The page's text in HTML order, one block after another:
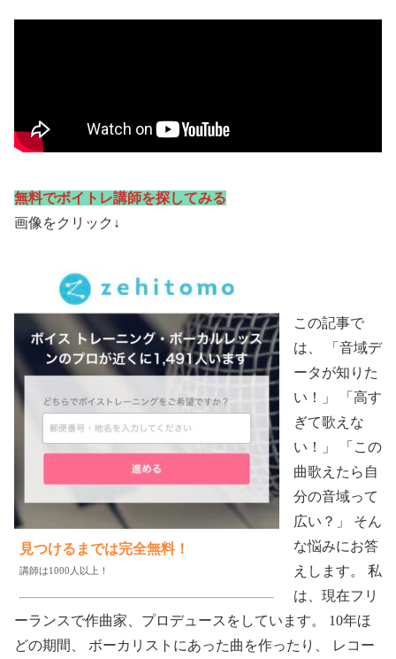
無料でボイトレ講師を探してみる
画像をクリック↓
見つけるまでは完全無料！
講師は1000人以上！
この記事で
は、 「音域デ
ータが知りた
い！」 「高す
ぎて歌えな
い！」 「この
曲歌えたら自
分の音域って
広い？」 そん
な悩みにお答
えします。 私
は、現在フリ
ーランスで作曲家、プロデュースをしています。 10年ほ
どの期間、 ボーカリストにあった曲を作ったり、 レコー